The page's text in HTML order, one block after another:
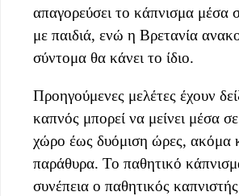
απαγορεύσει το κάπνισμα μέσα
με παιδιά, ενώ η Βρετανία
σύντομα θα κάνει το ίδιο.
Προηγούμενες μελέτες έχουν
καπνός μπορεί να μείνει μέσα
χώρο έως δυόμιση ώρες, ακόμα
παράθυρα. Το παθητικό
συνέπεια ο παθητικός καπνιστής